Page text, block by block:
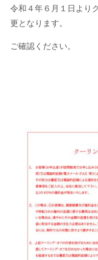
令和４年６月１日より
更となります。
ご確認ください。